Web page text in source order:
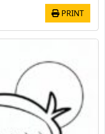
PRINT